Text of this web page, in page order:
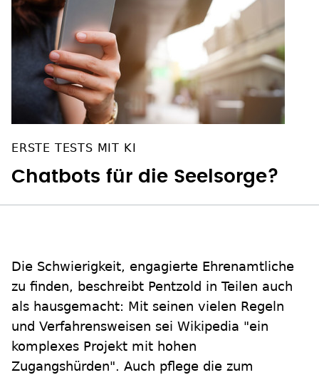
ERSTE TESTS MIT KI
Chatbots für die Seelsorge?
Die Schwierigkeit, engagierte Ehrenamtliche
zu finden, beschreibt Pentzold in Teilen auch
als hausgemacht: Mit seinen vielen Regeln
und Verfahrensweisen sei Wikipedia "ein
komplexes Projekt mit hohen
Zugangshürden". Auch pflege die zum